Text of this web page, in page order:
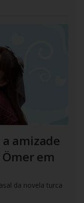
amizade
em
da novela turca